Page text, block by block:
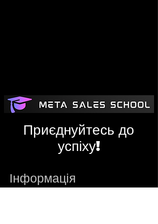
Приєднуйтесь до
успіху!
Інформація
metasalesschool@gmail.com